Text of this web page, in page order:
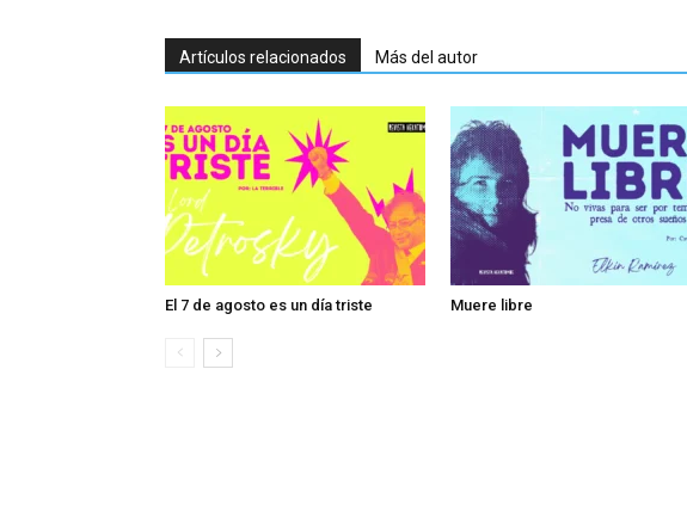
Artículos relacionados Más del autor
El 7 de agosto es un día triste Muere libre